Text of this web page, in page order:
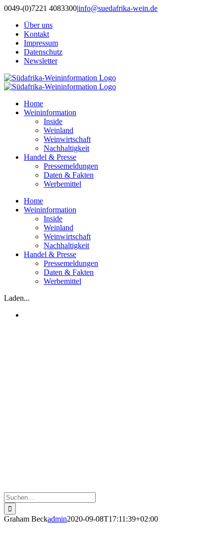
Zum
springen
0049-(0)7221 4083300|info@suedafrika-wein.de
Über uns
Kontakt
Impressum
Datenschutz
Newsletter
Home
Weininformation
Inside
Weinland
Weinwirtschaft
Nachhaltigkeit
Handel & Presse
Pressemeldungen
Daten & Fakten
Werbemittel
Home
Weininformation
Inside
Weinland
Weinwirtschaft
Nachhaltigkeit
Handel & Presse
Pressemeldungen
Daten & Fakten
Werbemittel
Laden...
Suche
nach:
Graham Beckadmin2020-09-08T17:11:39+02:00